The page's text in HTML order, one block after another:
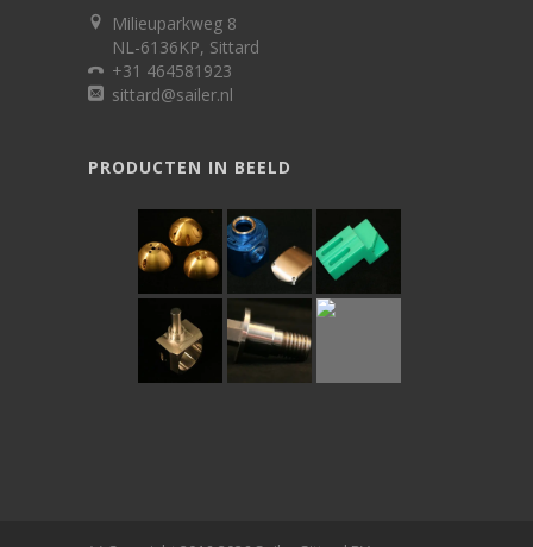
Milieuparkweg 8
NL-6136KP, Sittard
+31 464581923
sittard@sailer.nl
PRODUCTEN IN BEELD